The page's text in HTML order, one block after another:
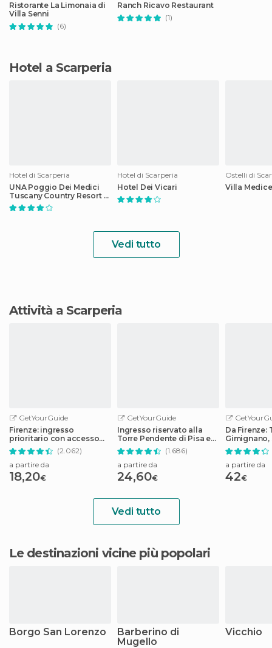
Ristorante La Limonaia di
Villa Senni
(6)
Ranch Ricavo Restaurant
(1)
Hotel a Scarperia
Hotel di Scarperia
UNA Poggio Dei Medici
Tuscany Country Resort &
Golf
Hotel di Scarperia
Hotel Dei Vicari
Ostelli di
Villa
Vedi tutto
Attività a Scarperia
GetYourGuide
Firenze: ingresso
prioritario con accesso
programmato alla Galleria
degli Uffizi
(2.062)
a partire da
18,20€
GetYourGuide
Ingresso riservato alla
Torre Pendente di Pisa e
al Duomo
(1.686)
a partire da
24,60€
Da Firenze:
Gimignano,
a partire da
42€
Vedi tutto
Le destinazioni vicine più popolari
Borgo San Lorenzo
Barberino di
Mugello
Vicchio